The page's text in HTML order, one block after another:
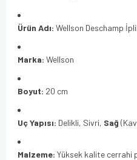
Ürün Adı: Wellson Deschamp
Marka: Wellson
Boyut: 20 cm
Uç Yapısı: Delikli, Sivri, Sağ
Malzeme: Yüksek kalite cerrahi